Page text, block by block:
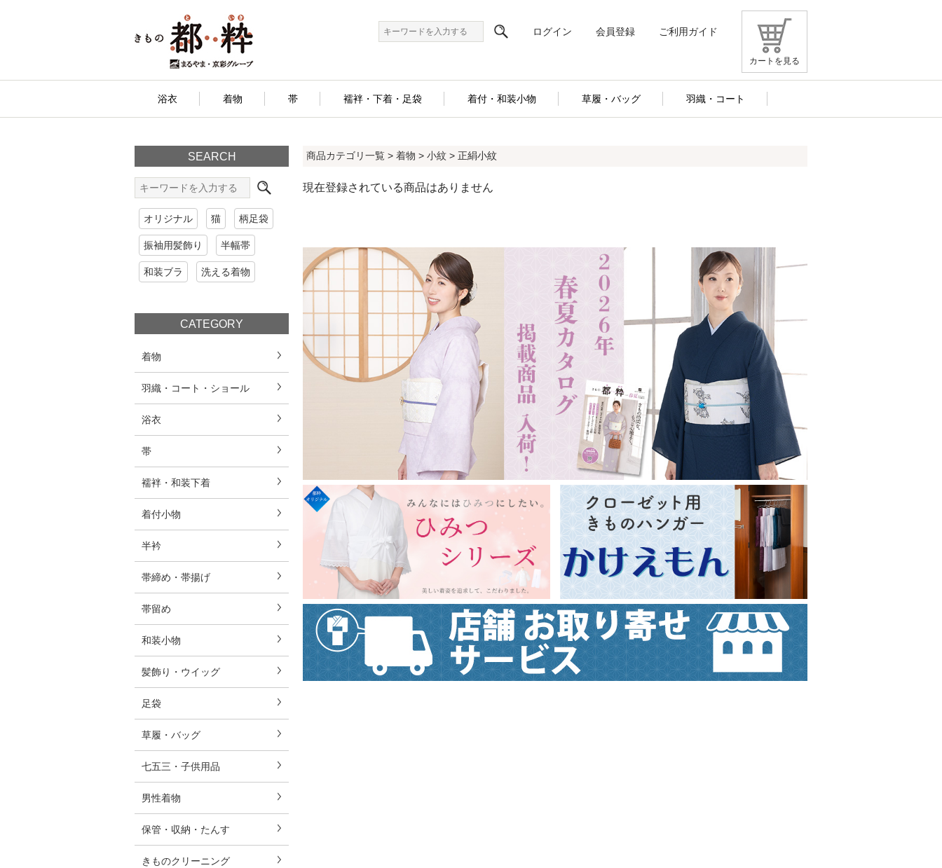
カートを見る
ログイン 会員登録 ご利用ガイド
浴衣 着物 帯 襦袢・下着・足袋 着付・和装小物 草履・バッグ 羽織・コート
SEARCH
オリジナル 猫 柄足袋
振袖用髪飾り 半幅帯
和装ブラ 洗える着物
CATEGORY
着物
羽織・コート・ショール
浴衣
帯
襦袢・和装下着
着付小物
半衿
帯締め・帯揚げ
帯留め
和装小物
髪飾り・ウイッグ
足袋
草履・バッグ
七五三・子供用品
男性着物
保管・収納・たんす
きものクリーニング
商品カテゴリ一覧 > 着物 > 小紋 > 正絹小紋
現在登録されている商品はありません